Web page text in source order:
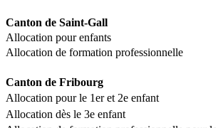
Canton de Saint-Gall
Allocation pour enfants
Allocation de formation professionnelle
Canton de Fribourg
Allocation pour le 1er et 2e enfant
Allocation dès le 3e enfant